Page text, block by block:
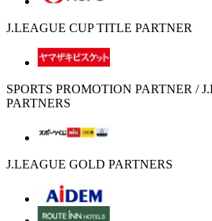
J.LEAGUE CUP TITLE PARTNER
SPORTS PROMOTION PARTNER /
PARTNERS
J.LEAGUE GOLD PARTNERS